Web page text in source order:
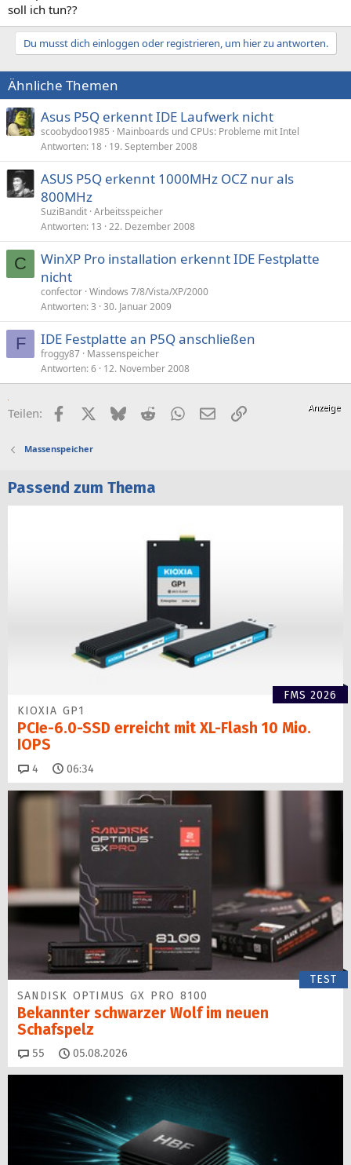
soll ich tun??
Du musst dich einloggen oder registrieren, um hier zu antworten.
Ähnliche Themen
Asus P5Q erkennt IDE Laufwerk nicht
scoobydoo1985
Mainboards und CPUs: Probleme mit Intel
Antworten 18 19. September 2008
ASUS P5Q erkennt 1000MHz OCZ nur als
800MHz
SuziBandit Arbeitsspeicher
Antworten 13 22. Dezember 2008
C
WinXP Pro installation erkennt IDE Festplatte
nicht
confector Windows 7/8/Vista/XP/2000
Antworten 3 30. Januar 2009
F IDE Festplatte an P5Q anschließen
froggy87 Massenspeicher
Antworten 6 12. November 2008
Teilen: FacebookX (Twitter)
BlueskyRedditWhatsApp
E-MailLink
Massenspeicher
Passend zum Thema
FMS 2026
KIOXIA GP1
PCIe-6.0-SSD erreicht mit XL-Flash 10 Mio.
IOPS
4 Kommentare
06:34
TEST
SANDISK OPTIMUS GX PRO 8100
Bekannter schwarzer Wolf im neuen
Schafspelz
55 Kommentare
05.08.2026